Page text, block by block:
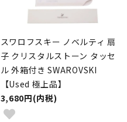
スワロフスキー ノベルティ 扇
子 クリスタルストーン タッセ
ル 外箱付き SWAROVSKI
【Used 極上品】
3,680円(内税)